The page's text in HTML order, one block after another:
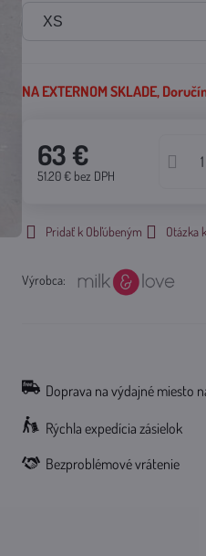
NA EXTERNOM SKLADE,
63 €
51.20 € bez DPH
Pridať k Obľúbeným Otázka
Výrobca:
Doprava na výdajné miesto
Rýchla expedícia zásielok
Bezproblémové vrátenie